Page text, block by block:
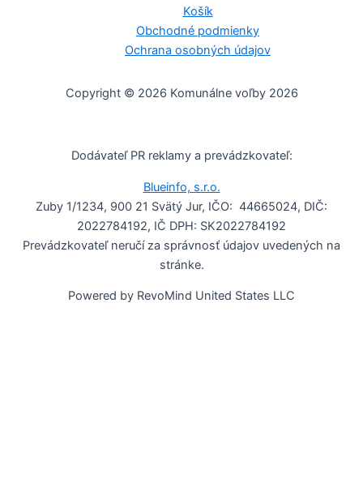
Košík
Obchodné podmienky
Ochrana osobných údajov
Copyright © 2026 Komunálne voľby 2026
Dodávateľ PR reklamy a prevádzkovateľ:
Blueinfo, s.r.o.
Zuby 1/1234, 900 21 Svätý Jur, IČO: 44665024, DIČ:
2022784192, IČ DPH: SK2022784192
Prevádzkovateľ neručí za správnosť údajov uvedených na
stránke.
Powered by RevoMind United States LLC